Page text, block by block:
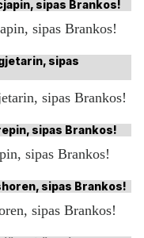
sipas Brankos!
sipas Brankos!
sipas Brankos!
sipas Brankos!